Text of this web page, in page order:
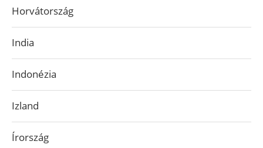
Horvátország
India
Indonézia
Izland
Írország